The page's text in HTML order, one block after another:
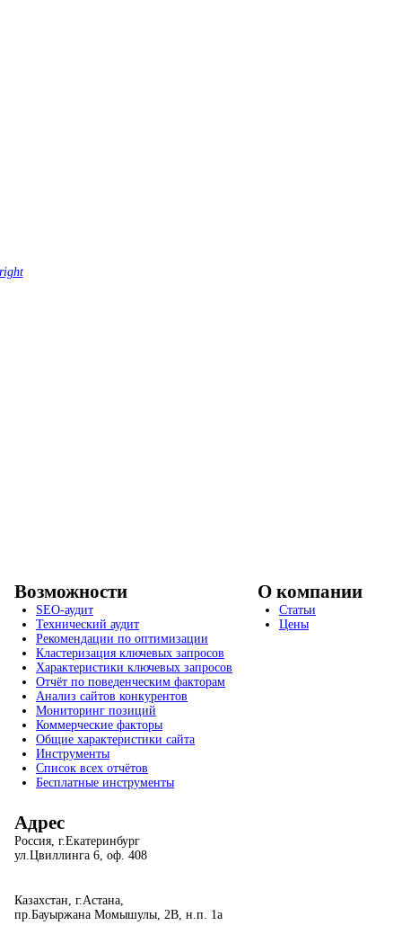
Возможности
SEO-аудит
Технический аудит
Рекомендации по оптимизации
Кластеризация ключевых запросов
Характеристики ключевых запросов
Отчёт по поведенческим факторам
Анализ сайтов конкурентов
Мониторинг позиций
Коммерческие факторы
Общие характеристики сайта
Инструменты
Список всех отчётов
Бесплатные инструменты
О компании
Статьи
Цены
Адрес
Россия, г.Екатеринбург
ул.Цвиллинга 6, оф. 408
Казахстан, г.Астана,
пр.Бауыржана Момышулы, 2В, н.п. 1а